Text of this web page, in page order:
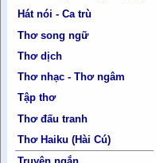
Hát nói - Ca trù
Thơ song ngữ
Thơ dịch
Thơ nhạc - Thơ ngâm
Tập thơ
Thơ đấu tranh
Thơ Haiku (Hài Cú)